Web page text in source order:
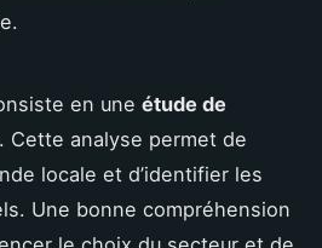
en une étude de
. Cette analyse permet de
locale et d’identifier les
Une bonne compréhension